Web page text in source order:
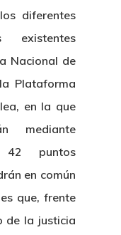
diferentes
existentes
Nacional de
Plataforma
en la que
mediante
42 puntos
en común
que, frente
de la justicia